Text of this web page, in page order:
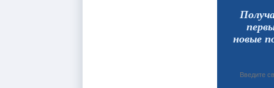
новые